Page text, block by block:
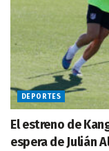
DEPORTES
El estreno de
espera de Julián